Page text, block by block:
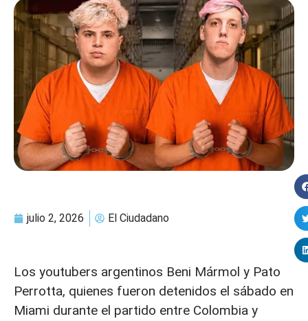
julio 2, 2026 El Ciudadano
Los youtubers argentinos Beni Mármol y Pato
Perrotta, quienes fueron detenidos el sábado en
Miami durante el partido entre Colombia y